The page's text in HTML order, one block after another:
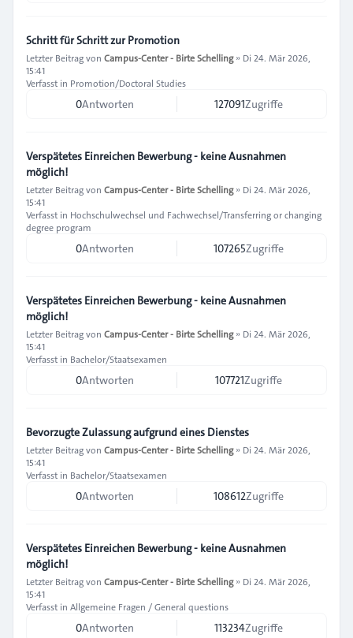
Schritt für Schritt zur Promotion
Letzter Beitrag von Campus-Center - Birte Schelling» Di 24. Mär 2026,
15:41
Verfasst in Promotion/Doctoral Studies
0Antworten 127091Zugriffe
Verspätetes Einreichen Bewerbung - keine Ausnahmen
möglich!
Letzter Beitrag von Campus-Center - Birte Schelling» Di 24. Mär 2026,
15:41
Verfasst in Hochschulwechsel und Fachwechsel/Transferring or changing
degree program
0Antworten 107265Zugriffe
Verspätetes Einreichen Bewerbung - keine Ausnahmen
möglich!
Letzter Beitrag von Campus-Center - Birte Schelling» Di 24. Mär 2026,
15:41
Verfasst in Bachelor/Staatsexamen
0Antworten 107721Zugriffe
Bevorzugte Zulassung aufgrund eines Dienstes
Letzter Beitrag von Campus-Center - Birte Schelling» Di 24. Mär 2026,
15:41
Verfasst in Bachelor/Staatsexamen
0Antworten 108612Zugriffe
Verspätetes Einreichen Bewerbung - keine Ausnahmen
möglich!
Letzter Beitrag von Campus-Center - Birte Schelling» Di 24. Mär 2026,
15:41
Verfasst in Allgemeine Fragen / General questions
0Antworten 113234Zugriffe